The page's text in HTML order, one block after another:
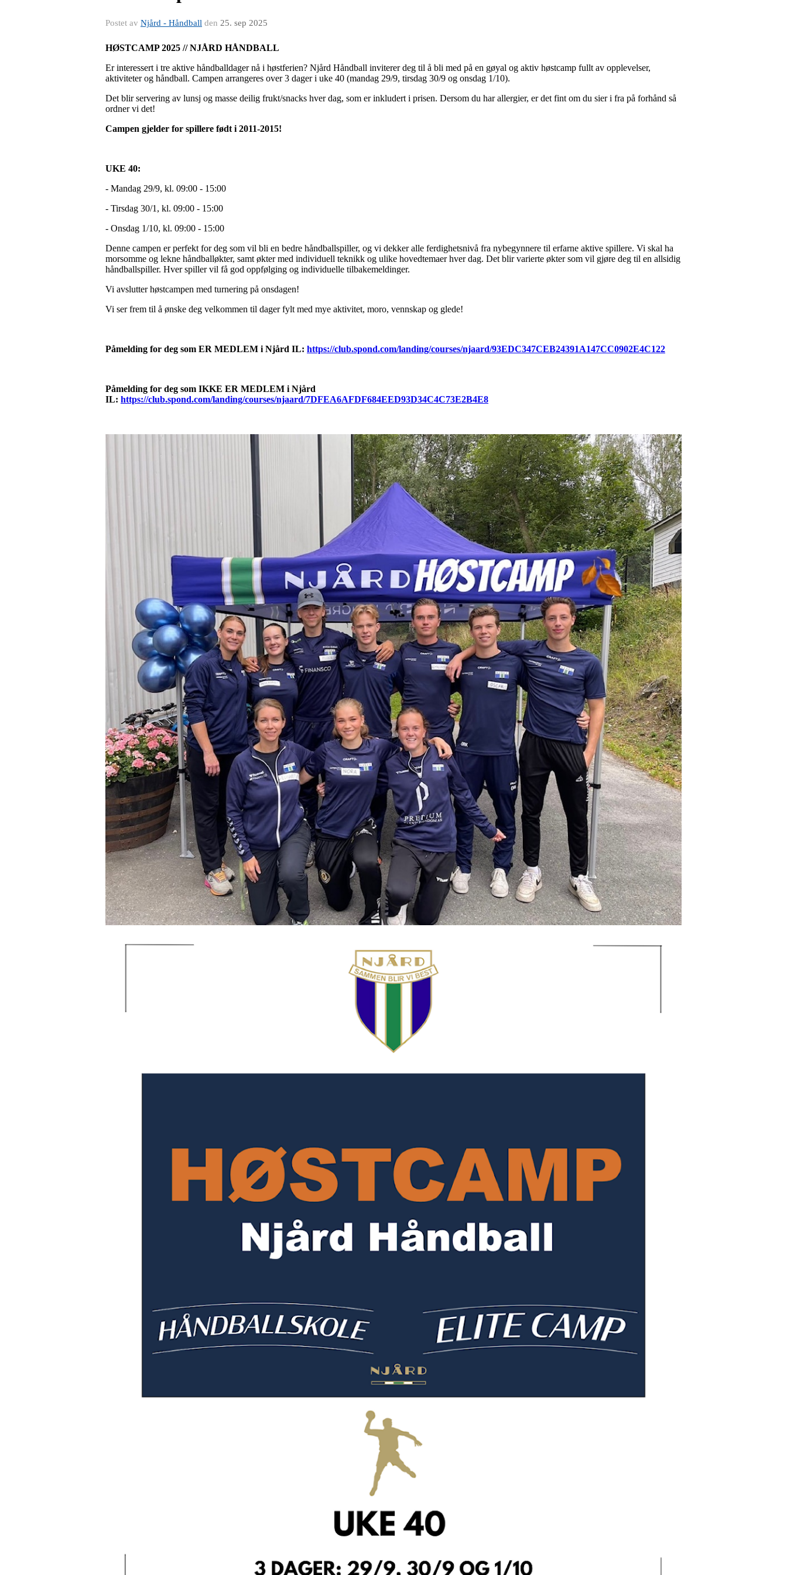
Postet av Njård - Håndball den 25. sep 2025
HØSTCAMP 2025 // NJÅRD HÅNDBALL
Er interessert i tre aktive håndballdager nå i høstferien? Njård Håndball inviterer deg til å bli med på en gøyal og aktiv høstcamp fullt av opplevelser,
aktiviteter og håndball. Campen arrangeres over 3 dager i uke 40 (mandag 29/9, tirsdag 30/9 og onsdag 1/10).
Det blir servering av lunsj og masse deilig frukt/snacks hver dag, som er inkludert i prisen. Dersom du har allergier, er det fint om du sier i fra på forhånd så
ordner vi det!
Campen gjelder for spillere født i 2011-2015!
UKE 40:
- Mandag 29/9, kl. 09:00 - 15:00
- Tirsdag 30/1, kl. 09:00 - 15:00
- Onsdag 1/10, kl. 09:00 - 15:00
Denne campen er perfekt for deg som vil bli en bedre håndballspiller, og vi dekker alle ferdighetsnivå fra nybegynnere til erfarne aktive spillere. Vi skal ha
morsomme og lekne håndballøkter, samt økter med individuell teknikk og ulike hovedtemaer hver dag. Det blir varierte økter som vil gjøre deg til en allsidig
håndballspiller. Hver spiller vil få god oppfølging og individuelle tilbakemeldinger.
Vi avslutter høstcampen med turnering på onsdagen!
Vi ser frem til å ønske deg velkommen til dager fylt med mye aktivitet, moro, vennskap og glede!
Påmelding for deg som ER MEDLEM i Njård IL: https://club.spond.com/landing/courses/njaard/93EDC347CEB24391A147CC0902E4C122
Påmelding for deg som IKKE ER MEDLEM i Njård
IL: https://club.spond.com/landing/courses/njaard/7DFEA6AFDF684EED93D34C4C73E2B4E8